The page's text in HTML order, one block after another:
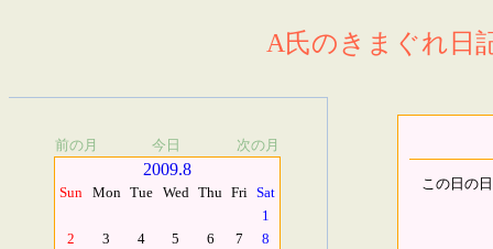
A氏のきまぐれ日
前の月 今日 次の月
2009.8
Sun Mon Tue Wed Thu Fri Sat
1
2
3 4 5 6 7
8
この日の